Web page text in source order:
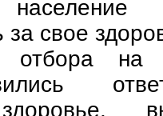
за свое
отбора на